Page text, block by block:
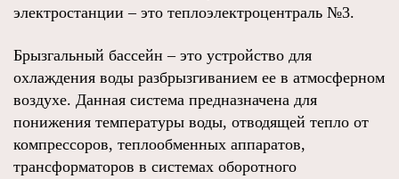
электростанции – это теплоэлектроцентраль №3.
Брызгальный бассейн – это устройство для
охлаждения воды разбрызгиванием ее в атмосферном
воздухе. Данная система предназначена для
понижения температуры воды, отводящей тепло от
компрессоров, теплообменных аппаратов,
трансформаторов в системах оборотного